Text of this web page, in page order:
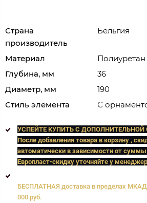
Страна
производитель
Бельгия
Материал
Полиуретан
Глубина, мм
36
Диаметр, мм
190
Стиль элемента
С
УСПЕЙТЕ КУПИТЬ C
После добавления товара в корзину ,
автоматически в зависимости от
Европласт-скидку уточняйте у
БЕСПЛАТНАЯ доставка в пределах
000 руб.